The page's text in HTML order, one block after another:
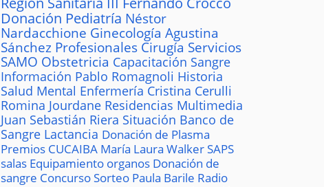
Donación Pediatría Néstor
Nardacchione Ginecología Agustina
Sánchez Profesionales Cirugía Servicios
SAMO Obstetricia Capacitación Sangre
Información Pablo Romagnoli Historia
Salud Mental Enfermería Cristina Cerulli
Romina Jourdane Residencias Multimedia
Juan Sebastián Riera Situación Banco de
Sangre Lactancia Donación de Plasma
Premios CUCAIBA María Laura WalkerSAPS
salas Equipamiento organos Donación de
sangre ConcursoSorteo Paula Barile Radio